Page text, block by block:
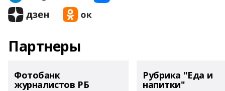
Партнеры
Фотобанк
журналистов РБ
Рубрика "Еда и
напитки"